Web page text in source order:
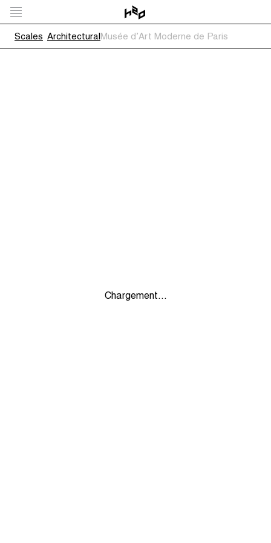
Chargement...
Scales ArchitecturalMusée d’Art Moderne de Paris